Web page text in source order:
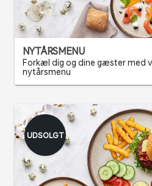
NYTÅRSMENU
Forkæl dig og dine gæster med
nytårsmenu
UDSOLGT